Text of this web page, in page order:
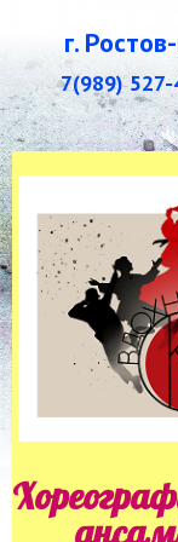
г.
7(989)